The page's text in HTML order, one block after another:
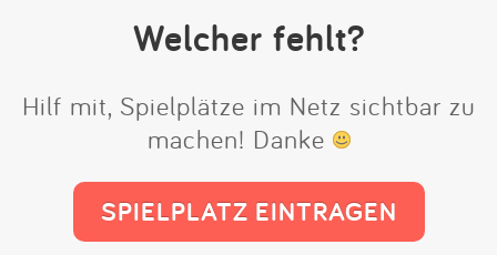
Welcher fehlt?
Hilf mit, Spielplätze im Netz sichtbar zu
machen! Danke
SPIELPLATZ EINTRAGEN